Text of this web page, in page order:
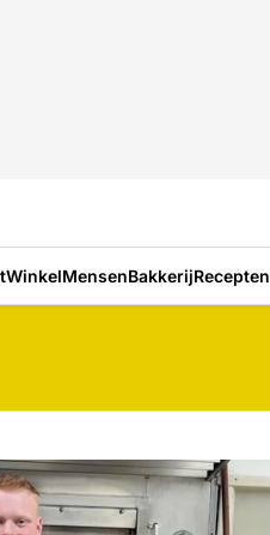
WinkelMensenBakkerijRecepten